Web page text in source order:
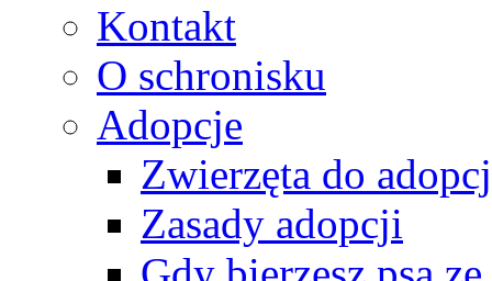
Kontakt
O schronisku
Adopcje
Zwierzęta do
Zasady adopcji